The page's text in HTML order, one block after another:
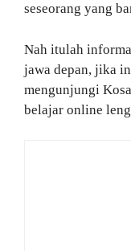
seseorang yang
Nah itulah
jawa depan, jika
mengunjungi
belajar online